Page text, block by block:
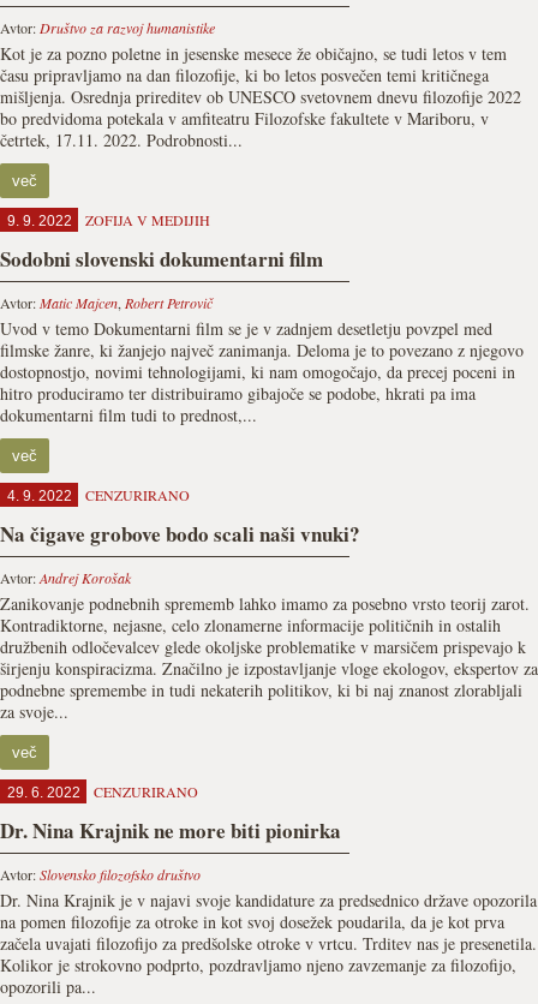
Avtor: Društvo za razvoj humanistike
Kot je za pozno poletne in jesenske mesece že običajno, se tudi letos v tem
času pripravljamo na dan filozofije, ki bo letos posvečen temi kritičnega
mišljenja. Osrednja prireditev ob UNESCO svetovnem dnevu filozofije 2022
bo predvidoma potekala v amfiteatru Filozofske fakultete v Mariboru, v
četrtek, 17.11. 2022. Podrobnosti...
več
9. 9. 2022 ZOFIJA V MEDIJIH
Sodobni slovenski dokumentarni film
Avtor:Matic Majcen, Robert Petrovič
Uvod v temo Dokumentarni film se je v zadnjem desetletju povzpel med
filmske žanre, ki žanjejo največ zanimanja. Deloma je to povezano z njegovo
dostopnostjo, novimi tehnologijami, ki nam omogočajo, da precej poceni in
hitro produciramo ter distribuiramo gibajoče se podobe, hkrati pa ima
dokumentarni film tudi to prednost,...
več
4. 9. 2022 CENZURIRANO
Na čigave grobove bodo scali naši vnuki?
Avtor:Andrej Korošak
Zanikovanje podnebnih sprememb lahko imamo za posebno vrsto teorij zarot.
Kontradiktorne, nejasne, celo zlonamerne informacije političnih in ostalih
družbenih odločevalcev glede okoljske problematike v marsičem prispevajo k
širjenju konspiracizma. Značilno je izpostavljanje vloge ekologov, ekspertov za
podnebne spremembe in tudi nekaterih politikov, ki bi naj znanost zlorabljali
za svoje...
več
29. 6. 2022 CENZURIRANO
Dr. Nina Krajnik ne more biti pionirka
Avtor:Slovensko filozofsko društvo
Dr. Nina Krajnik je v najavi svoje kandidature za predsednico države opozorila
na pomen filozofije za otroke in kot svoj dosežek poudarila, da je kot prva
začela uvajati filozofijo za predšolske otroke v vrtcu. Trditev nas je presenetila.
Kolikor je strokovno podprto, pozdravljamo njeno zavzemanje za filozofijo,
opozorili pa...